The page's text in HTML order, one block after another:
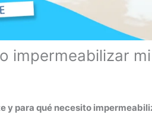
impermeabilizar
y para qué necesito